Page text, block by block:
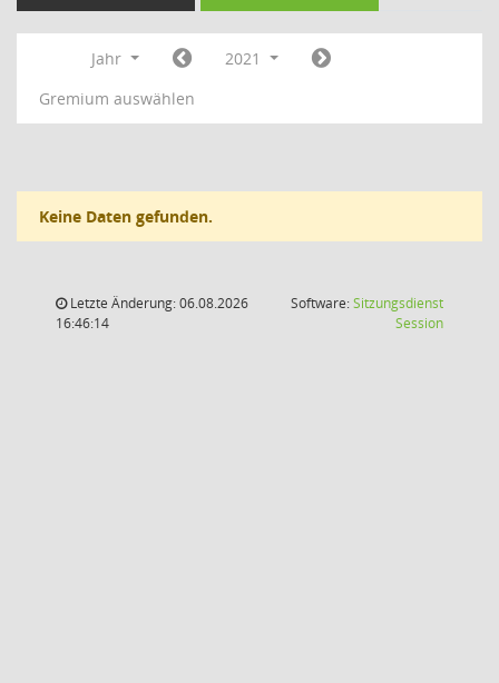
Jahr
2021
Gremium auswählen
Keine Daten gefunden.
Letzte Änderung: 06.08.2026
16:46:14
Software:Sitzungsdienst
Session(Wird in